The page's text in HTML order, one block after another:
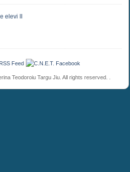
elevi II
Teodoroiu Targu Jiu. All rights reserved. .